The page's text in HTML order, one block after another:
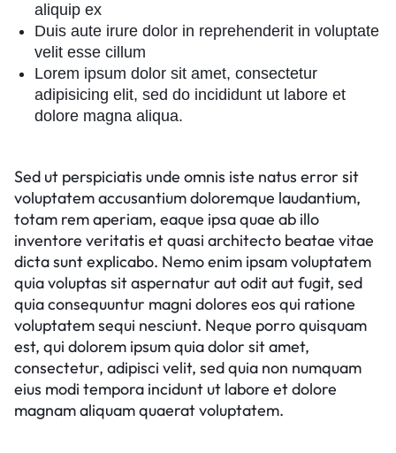
aliquip ex
Duis aute irure dolor in reprehenderit in voluptate
velit esse cillum
Lorem ipsum dolor sit amet, consectetur
adipisicing elit, sed do incididunt ut labore et
dolore magna aliqua.
Sed ut perspiciatis unde omnis iste natus error sit
voluptatem accusantium doloremque laudantium,
totam rem aperiam, eaque ipsa quae ab illo
inventore veritatis et quasi architecto beatae vitae
dicta sunt explicabo. Nemo enim ipsam voluptatem
quia voluptas sit aspernatur aut odit aut fugit, sed
quia consequuntur magni dolores eos qui ratione
voluptatem sequi nesciunt. Neque porro quisquam
est, qui dolorem ipsum quia dolor sit amet,
consectetur, adipisci velit, sed quia non numquam
eius modi tempora incidunt ut labore et dolore
magnam aliquam quaerat voluptatem.